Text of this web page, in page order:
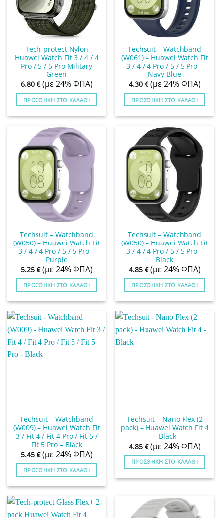
Tech-protect Nylon
Huawei Watch Fit 3 / 4 / 4
Pro / 5 / 5 Pro Military
Green
6.80 € (με 24% ΦΠΑ)
ΠΡΟΣΘΉΚΗ ΣΤΟ ΚΑΛΆΘΙ
Techsuit – Watchband
(W061) – Huawei Watch Fit
3 / 4 / 4 Pro / 5 / 5 Pro –
Navy Blue
4.30 € (με 24% ΦΠΑ)
ΠΡΟΣΘΉΚΗ ΣΤΟ ΚΑΛΆΘΙ
Techsuit – Watchband
(W050) – Huawei Watch Fit
3 / 4 / 4 Pro / 5 / 5 Pro –
Purple
5.25 € (με 24% ΦΠΑ)
ΠΡΟΣΘΉΚΗ ΣΤΟ ΚΑΛΆΘΙ
Techsuit – Watchband
(W050) – Huawei Watch Fit
3 / 4 / 4 Pro / 5 / 5 Pro –
Black
4.85 € (με 24% ΦΠΑ)
ΠΡΟΣΘΉΚΗ ΣΤΟ ΚΑΛΆΘΙ
Techsuit – Watchband
(W009) – Huawei Watch Fit
3 / Fit 4 / Fit 4 Pro / Fit 5 /
Fit 5 Pro – Black
5.45 € (με 24% ΦΠΑ)
ΠΡΟΣΘΉΚΗ ΣΤΟ ΚΑΛΆΘΙ
Techsuit – Nano Flex (2
pack) – Huawei Watch Fit 4
– Black
4.85 € (με 24% ΦΠΑ)
ΠΡΟΣΘΉΚΗ ΣΤΟ ΚΑΛΆΘΙ